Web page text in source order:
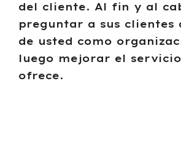
del cliente. Al fin y al
preguntar a sus clientes
de usted como
luego mejorar el
ofrece.